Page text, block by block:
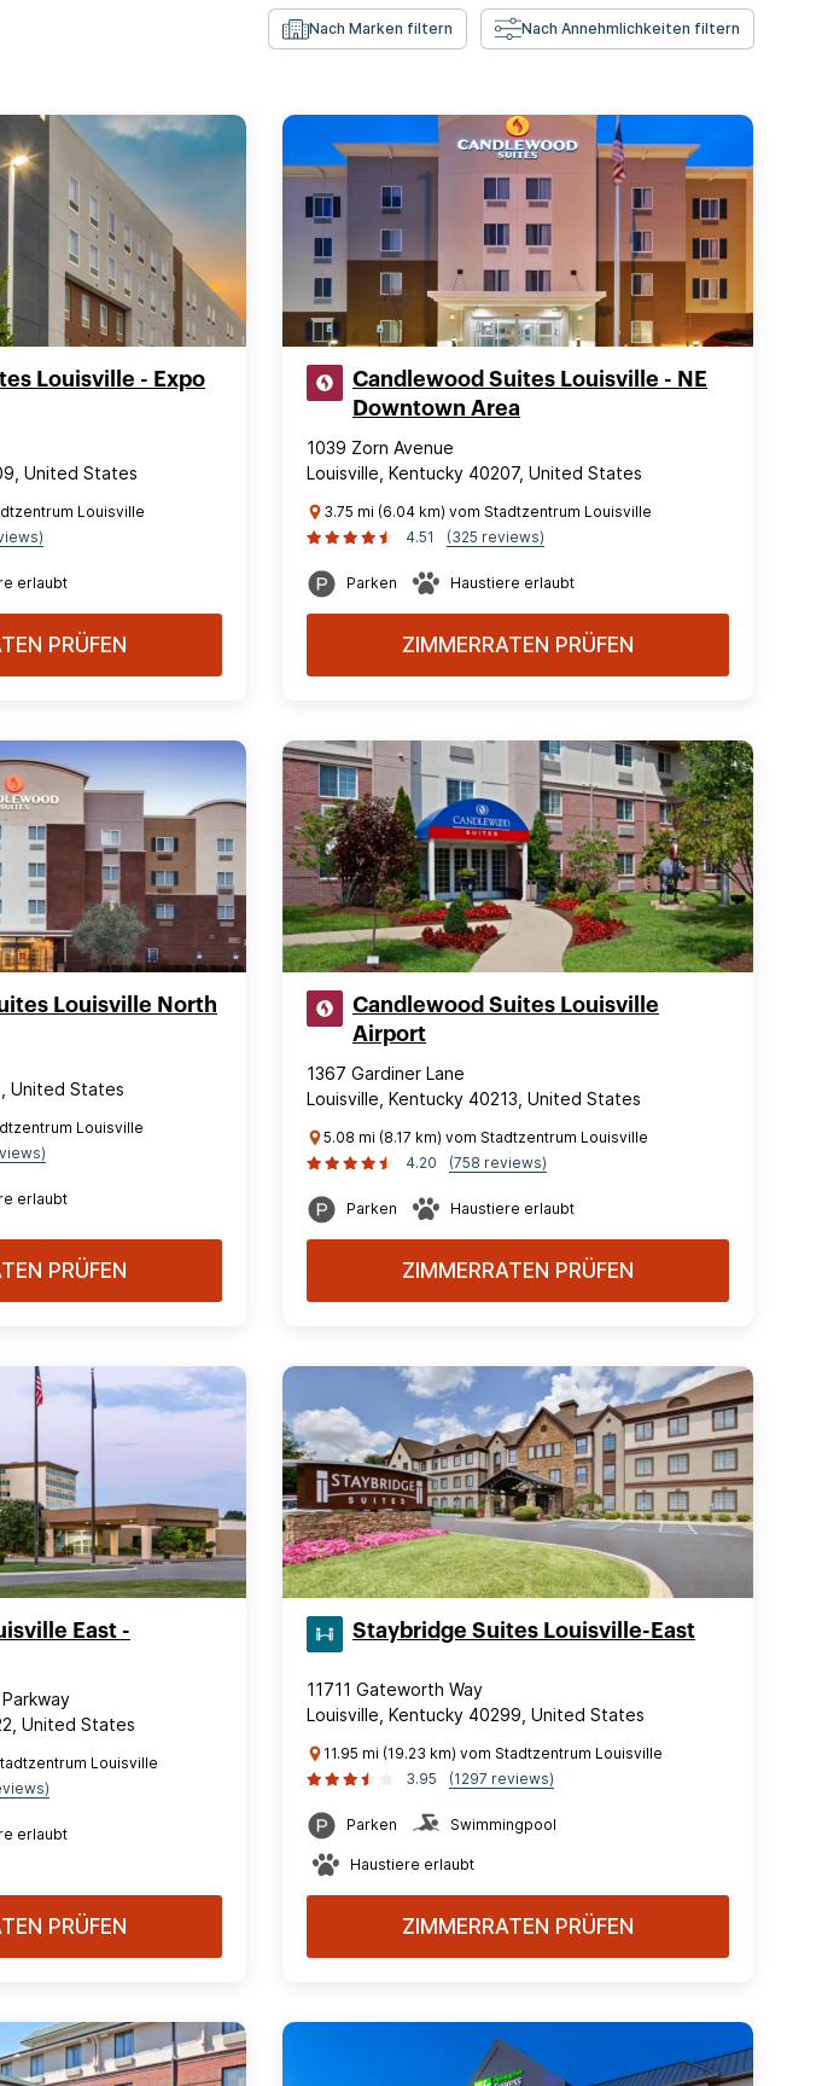
Nach Marken filtern Nach Annehmlichkeiten filtern
Louisville - Expo
United States
Louisville
erlaubt
PRÜFEN
Candlewood Suites Louisville - NE
Downtown Area
1039 Zorn Avenue
Louisville, Kentucky 40207, United States
3.75 mi (6.04 km) vom Stadtzentrum Louisville
4.51
(325 reviews)
Parken Haustiere erlaubt
ZIMMERRATEN PRÜFEN
Louisville North
United States
Louisville
erlaubt
PRÜFEN
Candlewood Suites Louisville
Airport
1367 Gardiner Lane
Louisville, Kentucky 40213, United States
5.08 mi (8.17 km) vom Stadtzentrum Louisville
4.20
(758 reviews)
Parken Haustiere erlaubt
ZIMMERRATEN PRÜFEN
East -
United States
Louisville
erlaubt
PRÜFEN
Staybridge Suites Louisville-East
11711 Gateworth Way
Louisville, Kentucky 40299, United States
11.95 mi (19.23 km) vom Stadtzentrum Louisville
3.95
(1297 reviews)
Parken Swimmingpool
Haustiere erlaubt
ZIMMERRATEN PRÜFEN